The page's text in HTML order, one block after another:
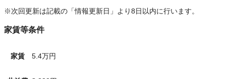
※次回更新は記載の「情報更新日」より8日以内に行います。
家賃等条件
家賃 5.4万円